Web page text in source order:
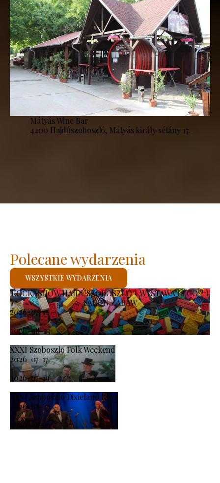
Mátyás Wine Bar
4200 Hajdúszoboszló, Mátyás király sétány 17.
KOCKASHOW HAJDÚSZOBOSZLÓ – WYSTAWA LEGO® I
SALON ZABAW
2026-07-11
-
2026-08-23
XXXI Szoboszlo Folk Weekend
2026-07-17
-
2026-07-19
XXXI Szoboszló Dixieland Days
2026-08-21
-
2026-08-23
Polecane wydarzenia
WSZYSTKIE WYDARZENIA